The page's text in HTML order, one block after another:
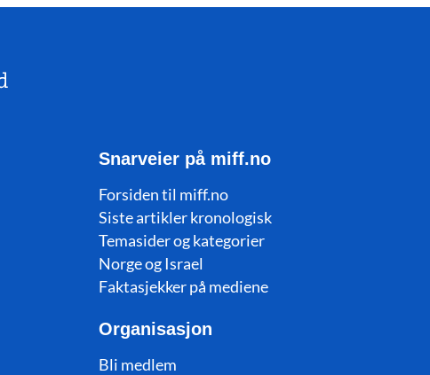
Snarveier på miff.no
Forsiden til miff.no
Siste artikler kronologisk
Temasider og kategorier
Norge og Israel
Faktasjekker på mediene
Organisasjon
Bli medlem